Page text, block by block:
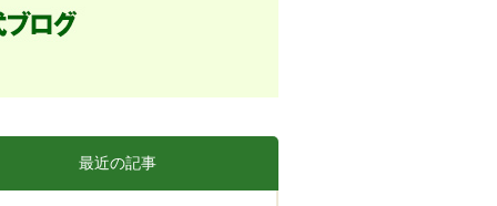
最近の記事